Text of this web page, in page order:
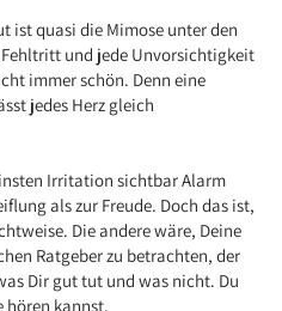
ist quasi die Mimose unter den
und jede Unvorsichtigkeit
immer schön. Denn eine
jedes Herz gleich
Irritation sichtbar Alarm
als zur Freude. Doch das ist,
Die andere wäre, Deine
Ratgeber zu betrachten, der
Dir gut tut und was nicht. Du
hören kannst.